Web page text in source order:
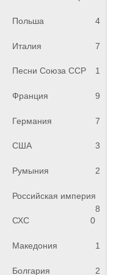
Польша 4
Италия 7
Песни Союза ССР 1
Франция 9
Германия 7
США 3
Румыния 2
Российская империя
8
СХС
0
Македония 1
Болгария 2